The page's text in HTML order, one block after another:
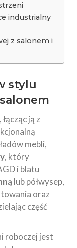
industrialny
z salonem i
stylu
, łącząc ją z
mebli,
, który
i blatu
lub półwysep,
oraz
część
roboczej jest